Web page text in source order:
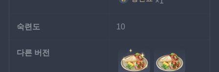
숙련도 10
다른 버전